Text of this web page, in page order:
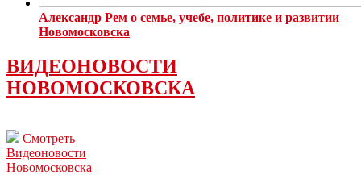
Александр Рем о семье, учебе, политике и развитии
Новомосковска
ВИДЕОНОВОСТИ
НОВОМОСКОВСКА
Смотреть
Видеоновости
Новомосковска